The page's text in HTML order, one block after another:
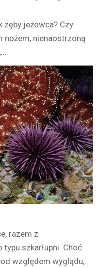
zęby jeżowca? Czy
nożem, nienaostrzoną
razem z
szkarłupni. Choć
względem wyglądu,…